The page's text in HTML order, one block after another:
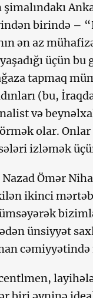
birində –
ən az
üçün bu
tapmaq
(bu,
və
olar.
izləmək
Ömər
ikinci
ünsiyyət